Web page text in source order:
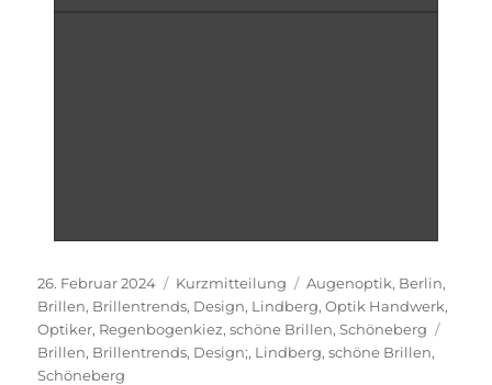
Veröffentlicht
am
26. Februar 2024 Format
Kurzmitteilung Kategorien
Augenoptik, Berlin,
Brillen, Brillentrends, Design, Lindberg,Optik Handwerk,
Optiker, Regenbogenkiez,schöne Brillen,Schöneberg
Brillen, Brillentrends, Design;, Lindberg,schöne Brillen,
Schöneberg